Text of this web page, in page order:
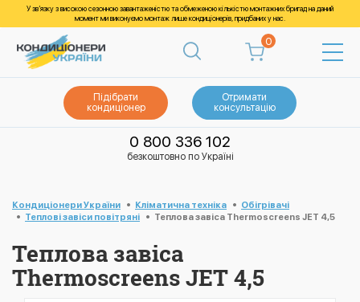
У зв’язку з високою сезонною завантаженістю та обмеженою кількістю монтажних бригад на даний
момент ми виконуємо монтаж лише кондиціонерів, придбаних у нас.
0
Підібрати
кондиціонер
Отримати
консультацію
0 800 336 102
безкоштовно по Україні
Кондиціонери України Кліматична техніка
Обігрівачі
Теплові завіси повітряні
Теплова завіса Thermoscreens JET 4,5
Теплова завіса
Thermoscreens JET 4,5